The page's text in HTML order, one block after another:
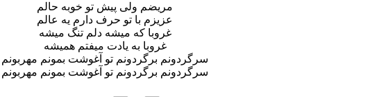
مریضم ولی پیش تو خوبه حالم
عزیزم با تو حرف دارم یه عالم
غروبا که میشه دلم تنگ میشه
غروبا به یادت میفتم همیشه
سرگردونم برگردونم تو آغوشت بمونم مهربونم
سرگردونم برگردونم تو آغوشت بمونم مهربونم